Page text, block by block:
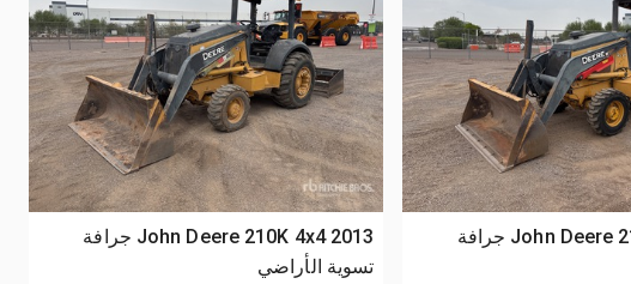
2013 John Deere 210K 4x4 جرافة
2013 John Deere 210K 4x4 جرافة
تسوية الأراضي